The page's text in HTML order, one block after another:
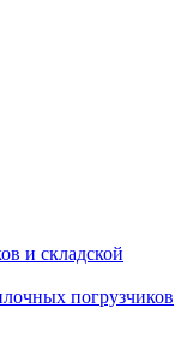
и складской
погрузчиков